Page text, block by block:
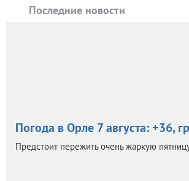
Последние новости
Погода в Орле 7 августа: +36,
Предстоит пережить очень жаркую